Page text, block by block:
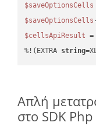
$saveOptionsCells
$saveOptionsCells
$cellsApiResult =
%!(EXTRA string
Απλή
στο SDK Php